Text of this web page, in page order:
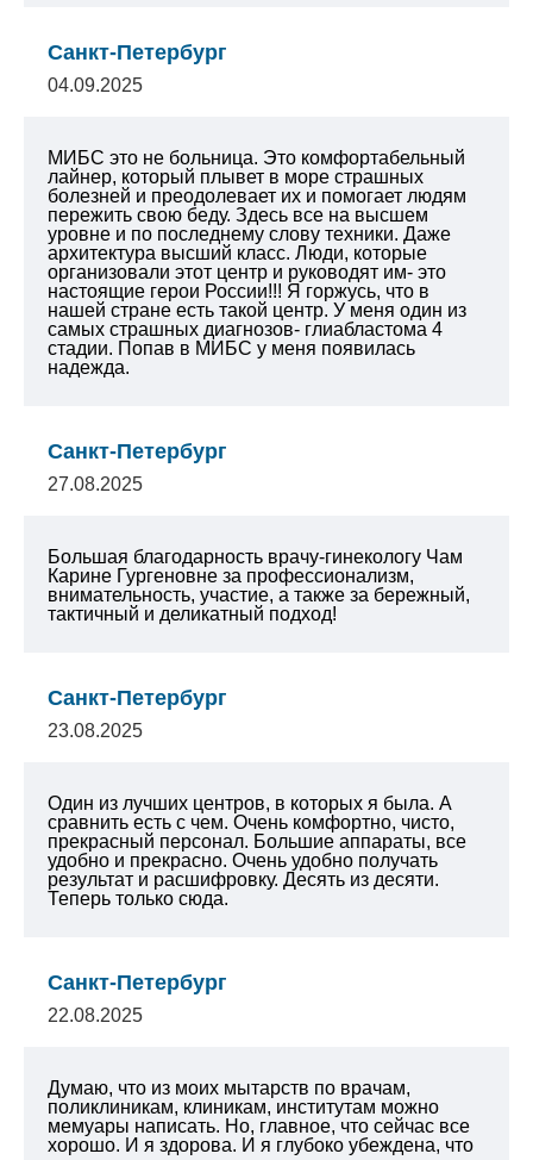
Санкт-Петербург
04.09.2025
МИБС это не больница. Это комфортабельный
лайнер, который плывет в море страшных
болезней и преодолевает их и помогает людям
пережить свою беду. Здесь все на высшем
уровне и по последнему слову техники. Даже
архитектура высший класс. Люди, которые
организовали этот центр и руководят им- это
настоящие герои России!!! Я горжусь, что в
нашей стране есть такой центр. У меня один из
самых страшных диагнозов- глиабластома 4
стадии. Попав в МИБС у меня появилась
надежда.
Санкт-Петербург
27.08.2025
Большая благодарность врачу-гинекологу Чам
Карине Гургеновне за профессионализм,
внимательность, участие, а также за бережный,
тактичный и деликатный подход!
Санкт-Петербург
23.08.2025
Один из лучших центров, в которых я была. А
сравнить есть с чем. Очень комфортно, чисто,
прекрасный персонал. Большие аппараты, все
удобно и прекрасно. Очень удобно получать
результат и расшифровку. Десять из десяти.
Теперь только сюда.
Санкт-Петербург
22.08.2025
Думаю, что из моих мытарств по врачам,
поликлиникам, клиникам, институтам можно
мемуары написать. Но, главное, что сейчас все
хорошо. И я здорова. И я глубоко убеждена, что